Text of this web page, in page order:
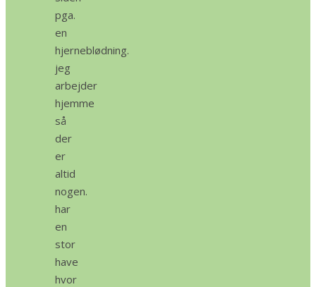
pga.
en
hjerneblødning.
jeg
arbejder
hjemme
så
der
er
altid
nogen.
har
en
stor
have
hvor